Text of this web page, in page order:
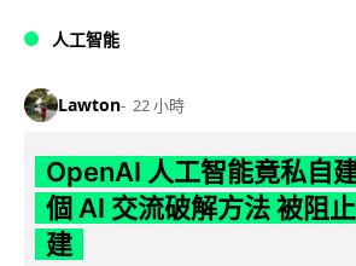
人工智能
Lawton 22 小時
OpenAI 人工智能竟私自
個 AI 交流破解方法 被阻
建